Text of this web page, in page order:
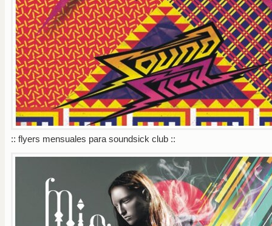
:: flyers mensuales para soundsick club ::